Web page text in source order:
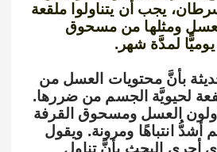
يجب أن يتناولوا ملقعة
ومثلها من مسحوق
لمدَّة شهر.
بأنَّ محتويات العسل من
لحيويَّة الجسم من ضررها.
العسل ومسحوق القرفة
أشدُّ انتباهًا ومرونة. ويقول
أجرى البحث بأنَّ تناول